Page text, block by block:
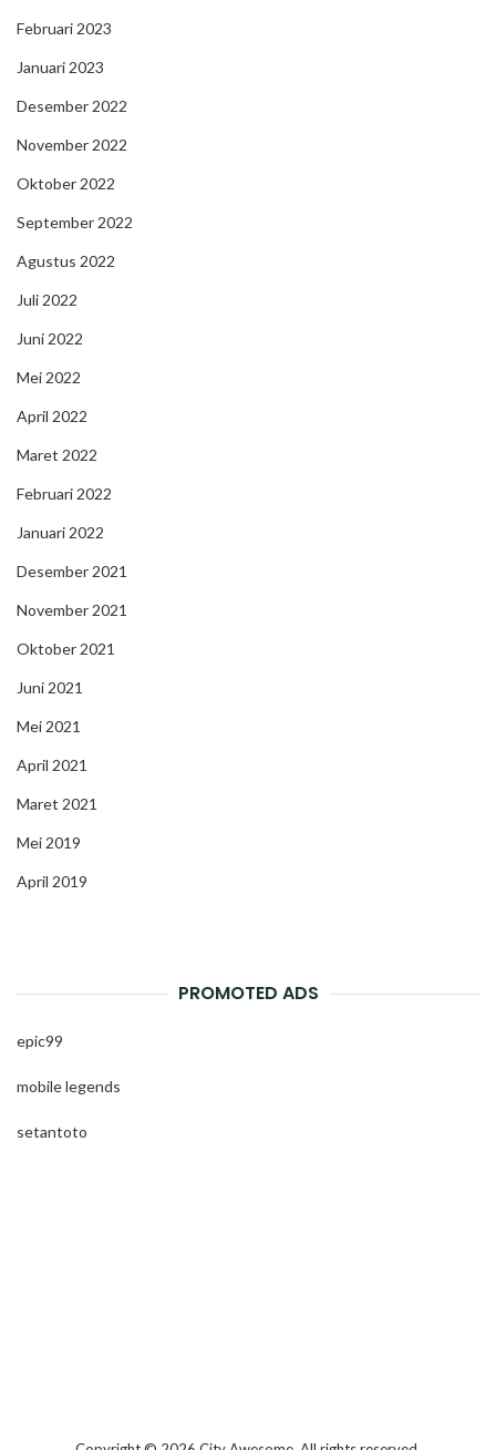
Februari 2023
Januari 2023
Desember 2022
November 2022
Oktober 2022
September 2022
Agustus 2022
Juli 2022
Juni 2022
Mei 2022
April 2022
Maret 2022
Februari 2022
Januari 2022
Desember 2021
November 2021
Oktober 2021
Juni 2021
Mei 2021
April 2021
Maret 2021
Mei 2019
April 2019
PROMOTED ADS
epic99
mobile legends
setantoto